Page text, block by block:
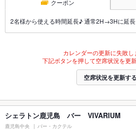
クーポン
2名様から使える時間延長♪ 通常2H→3Hに延長
カレンダーの更新に失敗し
下記ボタンを押して空席状況を更
空席状況を更新する
シェラトン鹿児島 バー VIVARIUM
鹿児島中央 バー・カクテル